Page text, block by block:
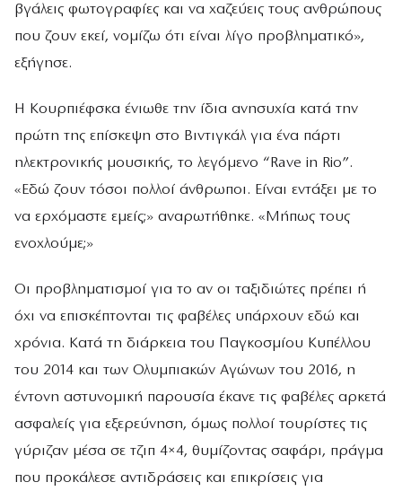
βγάλεις φωτογραφίες και να χαζεύεις τους ανθρώπους
που ζουν εκεί, νομίζω ότι είναι λίγο προβληματικό»,
εξήγησε.
Η Κουρπιέφσκα ένιωθε την ίδια ανησυχία κατά την
πρώτη της επίσκεψη στο Βιντιγκάλ για ένα πάρτι
ηλεκτρονικής μουσικής, το λεγόμενο “Rave in Rio”.
«Εδώ ζουν τόσοι πολλοί άνθρωποι. Είναι εντάξει με το
να ερχόμαστε εμείς;» αναρωτήθηκε. «Μήπως τους
ενοχλούμε;»
Οι προβληματισμοί για το αν οι ταξιδιώτες πρέπει ή
όχι να επισκέπτονται τις φαβέλες υπάρχουν εδώ και
χρόνια. Κατά τη διάρκεια του Παγκοσμίου Κυπέλλου
του 2014 και των Ολυμπιακών Αγώνων του 2016, η
έντονη αστυνομική παρουσία έκανε τις φαβέλες αρκετά
ασφαλείς για εξερεύνηση, όμως πολλοί τουρίστες τις
γύριζαν μέσα σε τζιπ 4×4, θυμίζοντας σαφάρι, πράγμα
που προκάλεσε αντιδράσεις και επικρίσεις για